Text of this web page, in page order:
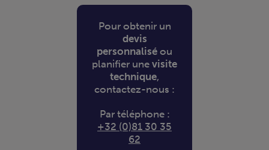
Pour obtenir un
devis
personnaliséou
planifier unevisite
technique,
contactez-nous :
Par téléphone :
+32 (0)81 30 35
62